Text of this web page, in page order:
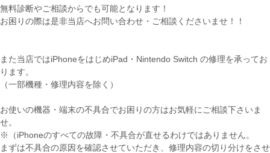
無料診断やご相談からでも可能となります！
お困りの際は是非当店へお問い合わせ・ご相談くださいませ！！
また当店ではiPhoneをはじめiPad・Nintendo Switch の修理を承ってお
ります。
（一部機種・修理内容を除く）
お使いの機器・端末の不具合でお困りの方はお気軽にご相談下さいま
せ。
※（iPhoneのすべての故障・不具合が直せるわけではありません。
まずは不具合の原因を確認させていただき、修理内容の切り分けをさせ